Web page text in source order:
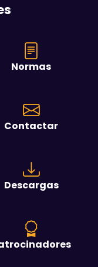
Normas
Contactar
Descargas